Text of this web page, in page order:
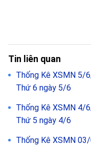
Tin liên quan
Thống Kê XSMN 5/
Thứ 6 ngày 5/6
Thống Kê XSMN 4/
Thứ 5 ngày 4/6
Thống Kê XSMN